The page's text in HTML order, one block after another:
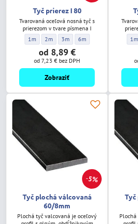
Tyč prierez I 80
Tvarovaná oceľová nosná tyč s
prierezom v tvare písmena I
Tyč prierez I 80 - Dĺžka:
1m Tyč prierez I 80 - Dĺžka:
2m Tyč prierez I 80 - Dĺžka:
3m Tyč prierez I 80 - Dĺžka:
6m
od 8,89 €
od 7,23 € bez DPH
Zobraziť
1m
5%
Tyč plochá válcovaná
60/8mm
Plochá tyč valcovaná je oceľový
Tyč